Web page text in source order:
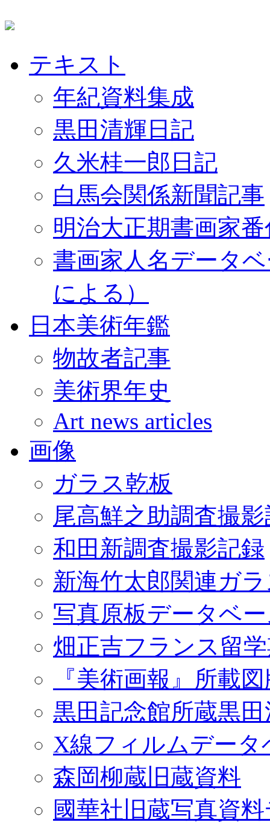
テキスト
年紀資料集成
黒田清輝日記
久米桂一郎日記
白馬会関係新聞記事
明治大正期書画家
書画家人名データ
による）
日本美術年鑑
物故者記事
美術界年史
Art news articles
画像
ガラス乾板
尾高鮮之助調査撮
和田新調査撮影記録
新海竹太郎関連ガ
写真原板データベ
畑正吉フランス留
『美術画報』所載
黒田記念館所蔵黒
X線フィルムデータ
森岡柳蔵旧蔵資料
國華社旧蔵写真資